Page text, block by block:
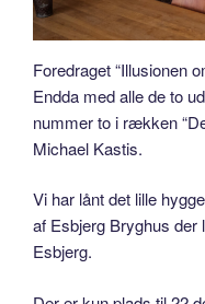
Foredraget “Illusionen
Endda med alle de to
nummer to i rækken
Michael Kastis.
Vi har lånt det lille
af Esbjerg Bryghus der
Esbjerg.